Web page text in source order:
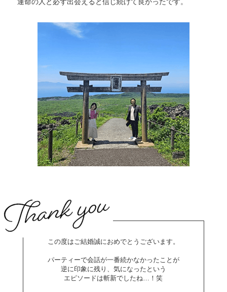
この度はご結婚誠におめでとうございます。
パーティーで会話が一番続かなかったことが
逆に印象に残り、気になったという
エピソードは斬新でしたね…！笑